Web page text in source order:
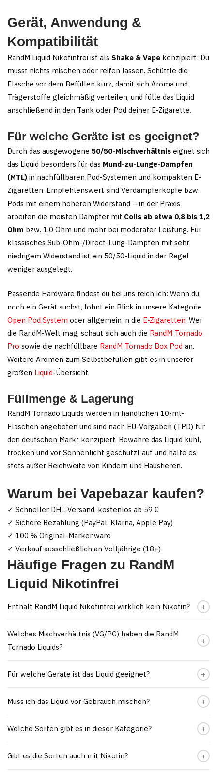
Gerät, Anwendung &
Kompatibilität
RandM Liquid Nikotinfrei ist als Shake & Vape konzipiert: Du
musst nichts mischen oder reifen lassen. Schüttle die
Flasche vor dem Befüllen kurz, damit sich Aroma und
Trägerstoffe gleichmäßig verteilen, und fülle das Liquid
anschließend in den Tank oder Pod deiner E-Zigarette.
Für welche Geräte ist es geeignet?
Durch das ausgewogene 50/50-Mischverhältnis eignet sich
das Liquid besonders für das Mund-zu-Lunge-Dampfen
(MTL) in nachfüllbaren Pod-Systemen und kompakten E-
Zigaretten. Empfehlenswert sind Verdampferköpfe bzw.
Pods mit einem höheren Widerstand – in der Praxis
arbeiten die meisten Dampfer mit Coils ab etwa 0,8 bis 1,2
Ohm bzw. 1,0 Ohm und mehr bei moderater Leistung. Für
klassisches Sub-Ohm-/Direct-Lung-Dampfen mit sehr
niedrigem Widerstand ist ein 50/50-Liquid in der Regel
weniger ausgelegt.
Passende Hardware findest du bei uns reichlich: Wenn du
noch ein Gerät suchst, lohnt ein Blick in unsere Kategorie
Open Pod System oder allgemein in die E-Zigaretten. Wer
die RandM-Welt mag, schaut sich auch die RandM Tornado
Pro sowie die nachfüllbare RandM Tornado Box Pod an.
Weitere Aromen zum Selbstbefüllen gibt es in unserer
großen Liquid-Übersicht.
Füllmenge & Lagerung
RandM Tornado Liquids werden in handlichen 10-ml-
Flaschen angeboten und sind nach EU-Vorgaben (TPD) für
den deutschen Markt konzipiert. Bewahre das Liquid kühl,
trocken und vor Sonnenlicht geschützt auf und halte es
stets außer Reichweite von Kindern und Haustieren.
Warum bei Vapebazar kaufen?
✓ Schneller DHL-Versand, kostenlos ab 59 €
✓ Sichere Bezahlung (PayPal, Klarna, Apple Pay)
✓ 100 % Original-Markenware
✓ Verkauf ausschließlich an Volljährige (18+)
Häufige Fragen zu RandM
Liquid Nikotinfrei
Enthält RandM Liquid Nikotinfrei wirklich kein Nikotin?
Welches Mischverhältnis (VG/PG) haben die RandM
Tornado Liquids?
Für welche Geräte ist das Liquid geeignet?
Muss ich das Liquid vor Gebrauch mischen?
Welche Sorten gibt es in dieser Kategorie?
Gibt es die Sorten auch mit Nikotin?